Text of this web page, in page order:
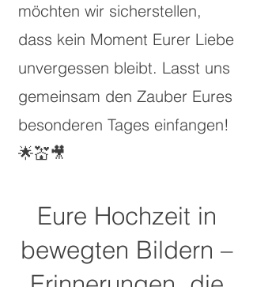
möchten wir sicherstellen,
dass kein Moment Eurer Liebe
unvergessen bleibt. Lasst uns
gemeinsam den Zauber Eures
besonderen Tages einfangen!
🌟💒🎥
Eure Hochzeit in
bewegten Bildern –